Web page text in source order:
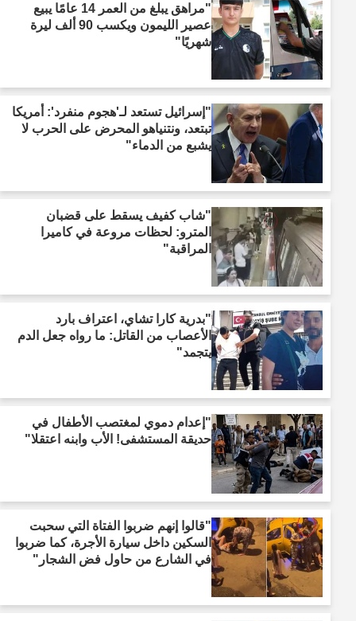
"مراهق يبلغ من العمر 14 عامًا يبيع
عصير الليمون ويكسب 90 ألف ليرة
شهريًا"
"إسرائيل تستعد لـ'هجوم منفرد': أمريكا
تبتعد، ونتنياهو المحرض على الحرب لا
يشبع من الدماء"
"شاب كفيف يسقط على قضبان
المترو: لحظات مروعة في كاميرا
المراقبة"
"بدرية كارا تشاي، اعتراف بارد
الأعصاب من القاتل: ما رواه جعل الدم
يتجمد"
"إعدام دموي لمغتصب الأطفال في
حديقة المستشفى! الأب وابنه اعتقلا"
"قالوا إنهم ضربوا الفتاة التي سحبت
السكين داخل سيارة الأجرة، كما ضربوا
في الشارع من حاول فض الشجار"